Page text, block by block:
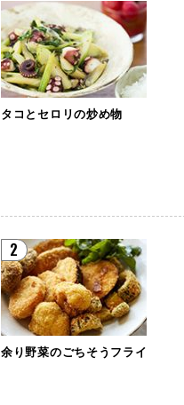
タコとセロリの炒め物
2
余り野菜のごちそうフライ